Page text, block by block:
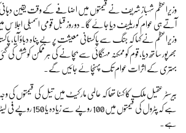
وزیراعظم شہباز شریف نے قیمتوں میں اضافے کے وقت یقین دہانی
آتے ہی عوام کو ریلیف دیا جائے گا۔ دو روز قبل قومی اسمبلی
وزیراعظم نے کہا کہ جنگ سے پاکستانی معیشت پر بے پناہ دباؤ آیا،
بھرپور ساتھ دیا، قوم کو ممکنہ مہنگائی سے بچانے کی ہر ممکن کوشش کی
بہتری کے اثرات عوام تک پہنچائے جائیں گے۔
بیرسٹر عقیل ملک کا کہنا تھا کہ عالمی مارکیٹ میں تیل کی قیمتوں
ہے کہ پٹرول کی قیمتوں میں
ہے۔